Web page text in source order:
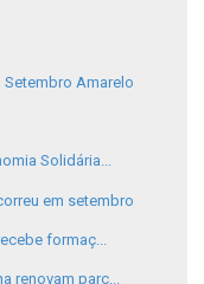
Amarelo
Solidária...
em setembro
formaç...
renovam parc...